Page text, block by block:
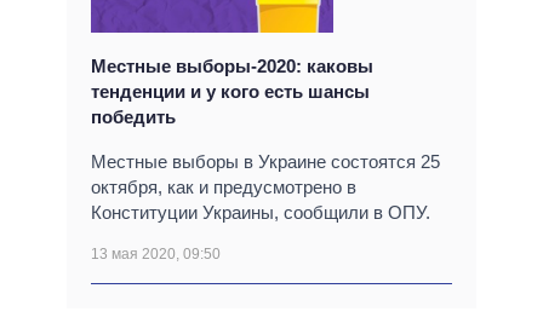
Местные выборы-2020: каковы
тенденции и у кого есть шансы
победить
Местные выборы в Украине состоятся 25
октября, как и предусмотрено в
Конституции Украины, сообщили в ОПУ.
13 мая 2020, 09:50